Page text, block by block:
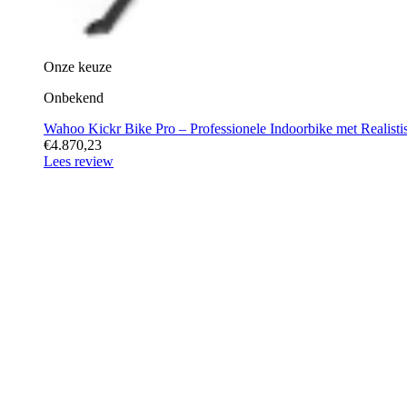
Onze keuze
Onbekend
Wahoo Kickr Bike Pro – Professionele Indoorbike met
€4.870,23
Lees review